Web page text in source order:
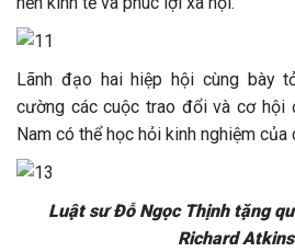
Lãnh đạo hai hiệp hội cùng bày
cường các cuộc trao đổi và cơ
Nam có thể học hỏi kinh nghiệm
Luật sư Đỗ Ngọc Thịnh tặng
Richard